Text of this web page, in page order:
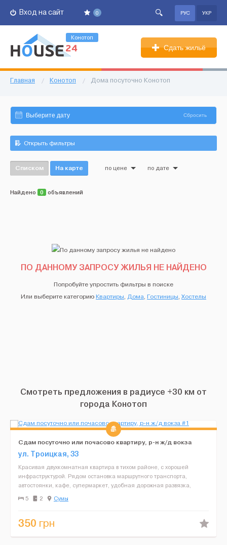
0
Вход на сайт РУС УКР
Конотоп
Сдать жильё
Главная / Конотоп / Дома посуточно Конотоп
Сбросить
Открыть фильтры
Списком На карте по цене по дате
Найдено 0 объявлений
ПО ДАННОМУ ЗАПРОСУ ЖИЛЬЯ НЕ НАЙДЕНО
Попробуйте упростить фильтры в поиске
Или выберите категориюКвартиры, Дома, Гостиницы, Хостелы
Смотреть предложения в радиусе +30 км от
города Конотоп
Сдам посуточно или почасово квартиру, р-н ж/д вокза
ул. Троицкая, 33
Красивая двухкомнатная квартира в тихом районе, с хорошей
инфраструктурой. Рядом остановка маршрутного транспорта,
автостоянки, кафе, супермаркет, удобная дорожная развязка,
областная и детская больница, Троицкий собор, детский па...
5 2 Сумы
350 грн